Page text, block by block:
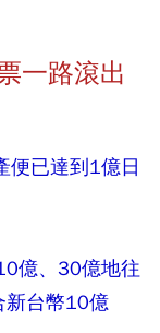
一路滾出
便已達到1億日
億、30億地往
新台幣10億